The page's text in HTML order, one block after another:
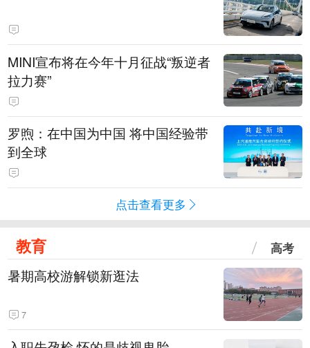
MINI宣布将在今年十月征战“叛逆者
拉力赛”
罗煦：在中国为中国 将中国经验带
到全球
点击查看更多
教育 高考
暑期高校游解锁新逛法
7